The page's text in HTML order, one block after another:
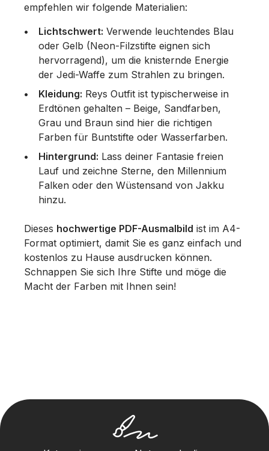
empfehlen wir folgende Materialien:
Lichtschwert: Verwende leuchtendes Blau
oder Gelb (Neon-Filzstifte eignen sich
hervorragend), um die knisternde Energie
der Jedi-Waffe zum Strahlen zu bringen.
Kleidung: Reys Outfit ist typischerweise in
Erdtönen gehalten – Beige, Sandfarben,
Grau und Braun sind hier die richtigen
Farben für Buntstifte oder Wasserfarben.
Hintergrund: Lass deiner Fantasie freien
Lauf und zeichne Sterne, den Millennium
Falken oder den Wüstensand von Jakku
hinzu.
Dieses hochwertige PDF-Ausmalbild ist im A4-
Format optimiert, damit Sie es ganz einfach und
kostenlos zu Hause ausdrucken können.
Schnappen Sie sich Ihre Stifte und möge die
Macht der Farben mit Ihnen sein!